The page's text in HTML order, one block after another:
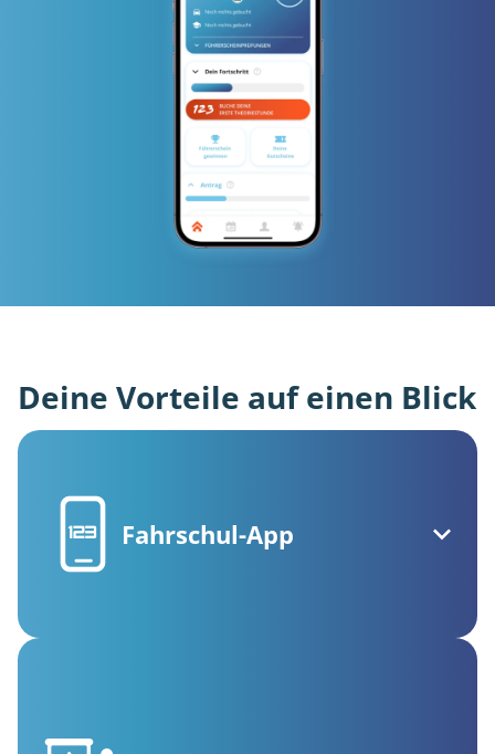
Deine Vorteile auf einen Blick
Fahrschul-App